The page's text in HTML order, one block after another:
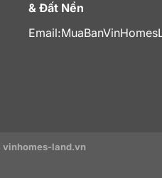
& Đất Nền
Email:
vinhomes-land.vn